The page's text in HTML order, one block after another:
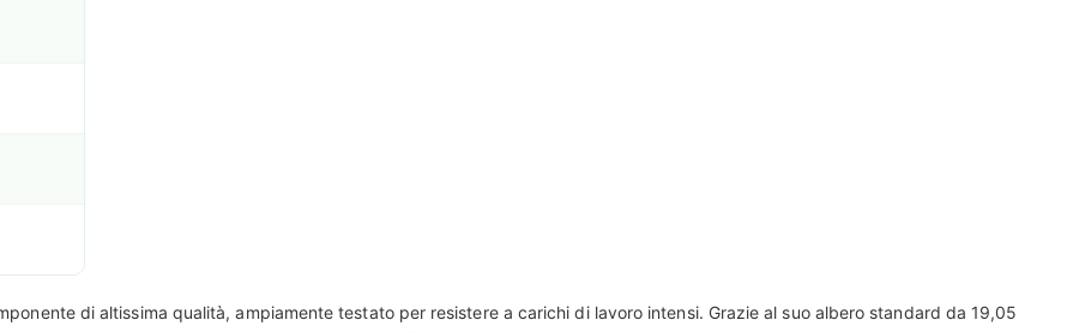
di altissima qualità, ampiamente testato per resistere a carichi di lavoro intensi. Grazie al suo albero standard da 19,05